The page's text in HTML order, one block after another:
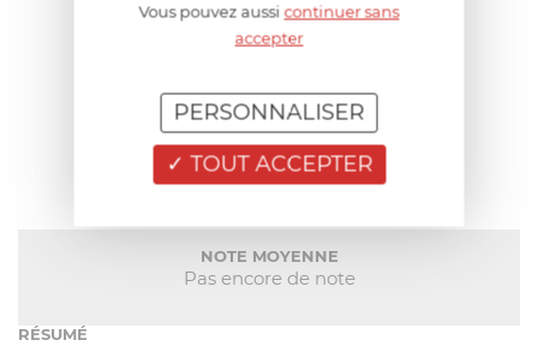
AVIS CLIENT
NOTE MOYENNE
Pas encore de note
RÉSUMÉ
Vous pouvez aussicontinuer sans
accepter
TOUT ACCEPTER
PERSONNALISER